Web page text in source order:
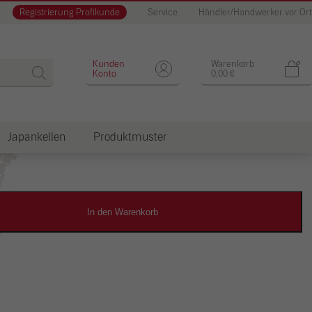
Registrierung Profikunde Service Händler/Handwerker vor Ort
Warenkorb
0,00 €
Kunden
Konto
Japankellen Produktmuster
Designputz
In den Warenkorb